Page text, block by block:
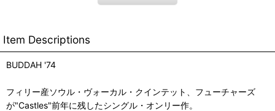
Item Descriptions
BUDDAH '74
フィリー産ソウル・ヴォーカル・クインテット、フューチャーズ
が"Castles"前年に残したシングル・オンリー作。